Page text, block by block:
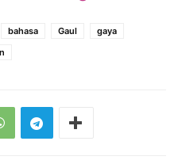
bahasa Gaul
gaya